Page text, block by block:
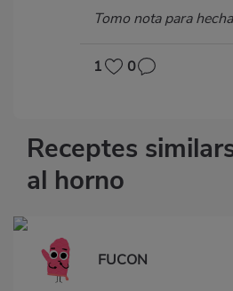
Tomo nota para
1 0
Receptes
al horno
FUCON